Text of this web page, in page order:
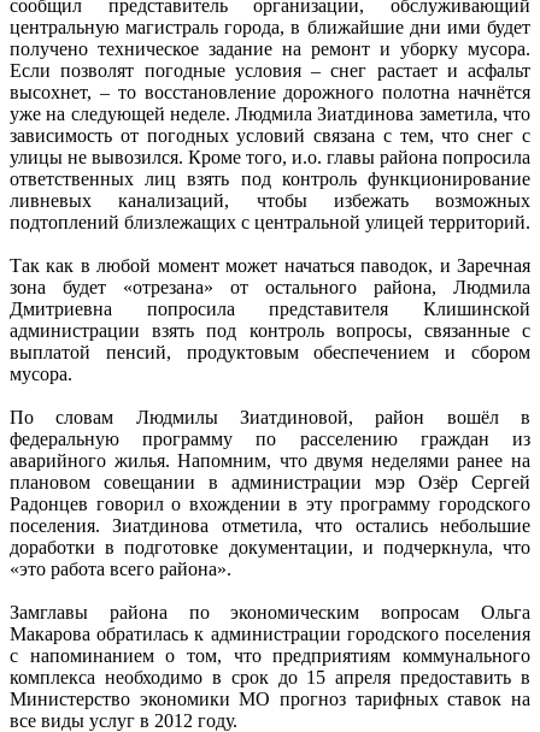
сообщил представитель организации, обслуживающий
центральную магистраль города, в ближайшие дни ими будет
получено техническое задание на ремонт и уборку мусора.
Если позволят погодные условия – снег растает и асфальт
высохнет, – то восстановление дорожного полотна начнётся
уже на следующей неделе. Людмила Зиатдинова заметила, что
зависимость от погодных условий связана с тем, что снег с
улицы не вывозился. Кроме того, и.о. главы района попросила
ответственных лиц взять под контроль функционирование
ливневых канализаций, чтобы избежать возможных
подтоплений близлежащих с центральной улицей территорий.
Так как в любой момент может начаться паводок, и Заречная
зона будет «отрезана» от остального района, Людмила
Дмитриевна попросила представителя Клишинской
администрации взять под контроль вопросы, связанные с
выплатой пенсий, продуктовым обеспечением и сбором
мусора.
По словам Людмилы Зиатдиновой, район вошёл в
федеральную программу по расселению граждан из
аварийного жилья. Напомним, что двумя неделями ранее на
плановом совещании в администрации мэр Озёр Сергей
Радонцев говорил о вхождении в эту программу городского
поселения. Зиатдинова отметила, что остались небольшие
доработки в подготовке документации, и подчеркнула, что
«это работа всего района».
Замглавы района по экономическим вопросам Ольга
Макарова обратилась к администрации городского поселения
с напоминанием о том, что предприятиям коммунального
комплекса необходимо в срок до 15 апреля предоставить в
Министерство экономики МО прогноз тарифных ставок на
все виды услуг в 2012 году.